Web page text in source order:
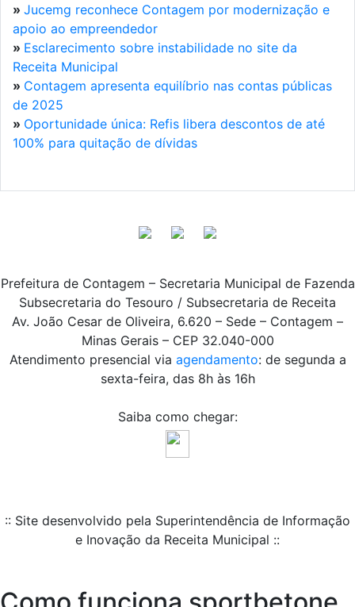
» Jucemg reconhece Contagem por modernização e
apoio ao empreendedor
» Esclarecimento sobre instabilidade no site da
Receita Municipal
» Contagem apresenta equilíbrio nas contas públicas
de 2025
» Oportunidade única: Refis libera descontos de até
100% para quitação de dívidas
Prefeitura de Contagem – Secretaria Municipal de Fazenda
Subsecretaria do Tesouro / Subsecretaria de Receita
Av. João Cesar de Oliveira, 6.620 – Sede – Contagem –
Minas Gerais – CEP 32.040-000
Atendimento presencial via agendamento: de segunda a
sexta-feira, das 8h às 16h
Saiba como chegar:
:: Site desenvolvido pela Superintendência de Informação
e Inovação da Receita Municipal ::